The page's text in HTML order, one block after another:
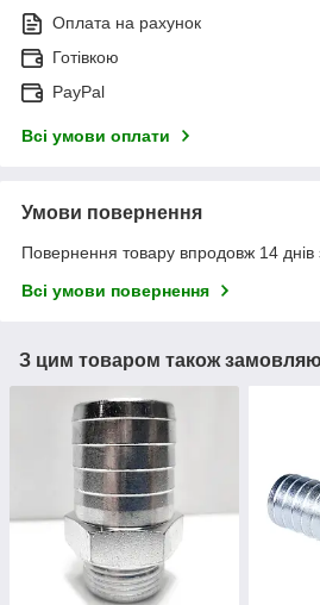
Оплата на рахунок
Готівкою
PayPal
Всі умови оплати
Умови повернення
Повернення товару впродовж 14 днів
Всі умови повернення
З цим товаром також